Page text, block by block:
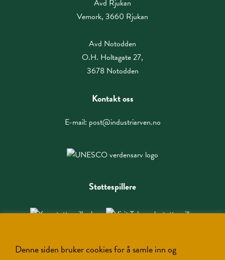
Avd Rjukan
Vemork, 3660 Rjukan
Avd Notodden
O.H. Holtagate 27,
3678 Notodden
Kontakt oss
E-mail: post@industriarven.no
Støttespillere
Denne siden bruker cookies for å samle inn og